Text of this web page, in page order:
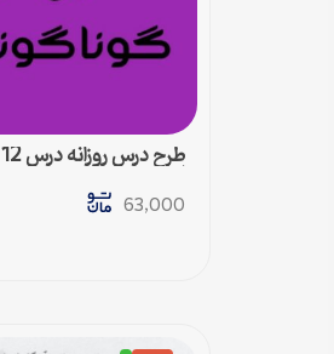
ابتدایی – ورد
63,000